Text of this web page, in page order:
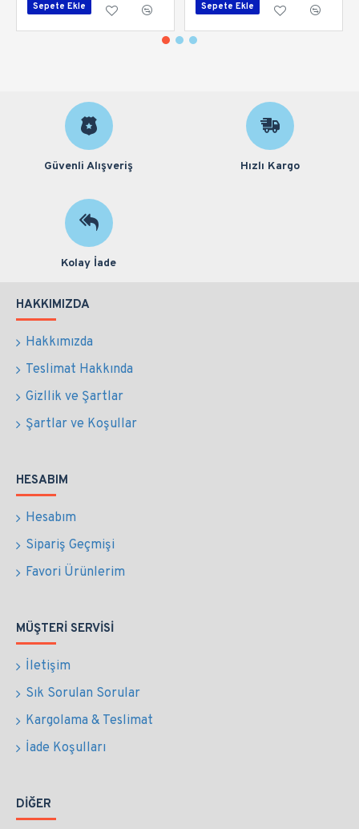
Sepete Ekle Sepete Ekle
Güvenli Alışveriş Hızlı Kargo
Kolay İade
HAKKIMIZDA
Hakkımızda
Teslimat Hakkında
Gizllik ve Şartlar
Şartlar ve Koşullar
HESABIM
Hesabım
Sipariş Geçmişi
Favori Ürünlerim
MÜŞTERI SERVISI
İletişim
Sık Sorulan Sorular
Kargolama & Teslimat
İade Koşulları
DIĞER